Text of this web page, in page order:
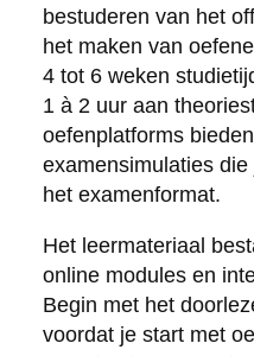
bestuderen van het
het maken van
4 tot 6 weken
1 à 2 uur aan
oefenplatforms
examensimulaties
het examenformat.
Het leermateriaal
online modules en
Begin met het
voordat je start met